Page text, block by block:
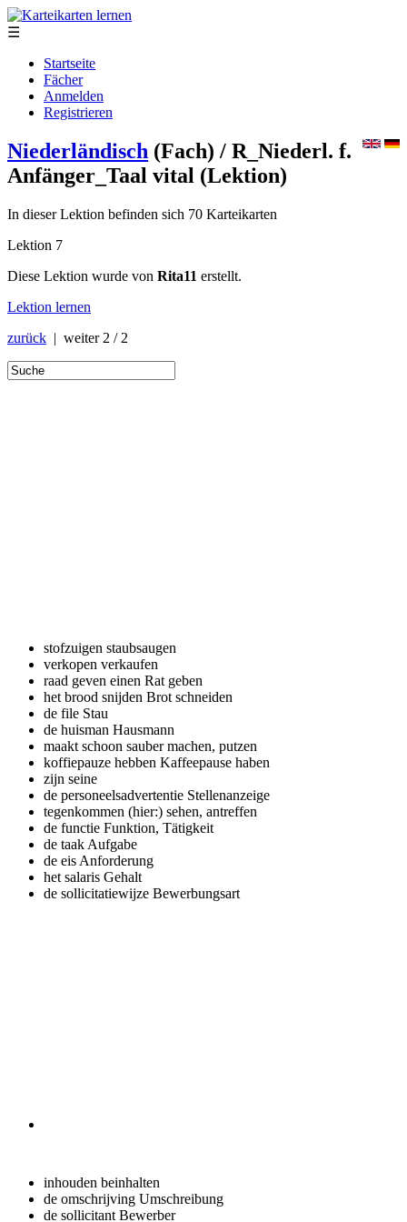
☰
Startseite
Fächer
Anmelden
Registrieren
Niederländisch (Fach) / R_Niederl. f.
Anfänger_Taal vital (Lektion)
In dieser Lektion befinden sich 70 Karteikarten
Lektion 7
Diese Lektion wurde von Rita11 erstellt.
Lektion lernen
zurück | weiter 2 / 2
stofzuigen staubsaugen
verkopen verkaufen
raad geven einen Rat geben
het brood snijden Brot schneiden
de file Stau
de huisman Hausmann
maakt schoon sauber machen, putzen
koffiepauze hebben Kaffeepause haben
zijn seine
de personeelsadvertentie Stellenanzeige
tegenkommen (hier:) sehen, antreffen
de functie Funktion, Tätigkeit
de taak Aufgabe
de eis Anforderung
het salaris Gehalt
de sollicitatiewijze Bewerbungsart
inhouden beinhalten
de omschrijving Umschreibung
de sollicitant Bewerber